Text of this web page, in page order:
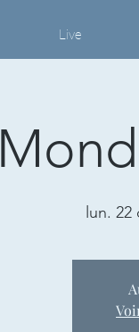
Live
lun. 22